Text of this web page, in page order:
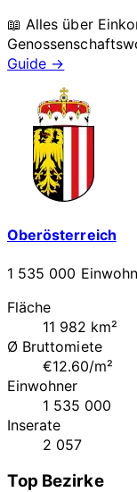
📖 Alles über
Guide →
Oberösterreich
1 535 000
Fläche
11 982 km²
Ø Bruttomiete
€12.60/m²
Einwohner
1 535 000
Inserate
2 057
Top Bezirke